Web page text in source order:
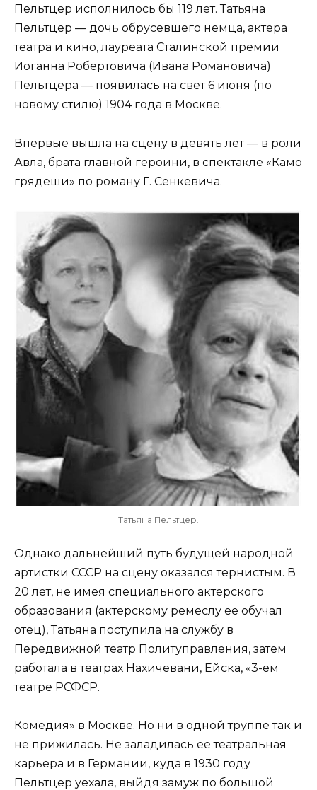
Пельтцер исполнилось бы 119 лет. Татьяна
Пельтцер — дочь обрусевшего немца, актера
театра и кино, лауреата Сталинской премии
Иоганна Робертовича (Ивана Романовича)
Пельтцера — появилась на свет 6 июня (по
новому стилю) 1904 года в Москве.
Впервые вышла на сцену в девять лет — в роли
Авла, брата главной героини, в спектакле «Камо
грядеши» по роману Г. Сенкевича.
Татьяна Пельтцер.
Однако дальнейший путь будущей народной
артистки СССР на сцену оказался тернистым. В
20 лет, не имея специального актерского
образования (актерскому ремеслу ее обучал
отец), Татьяна поступила на службу в
Передвижной театр Политуправления, затем
работала в театрах Нахичевани, Ейска, «3-ем
театре РСФСР.
Комедия» в Москве. Но ни в одной труппе так и
не прижилась. Не заладилась ее театральная
карьера и в Германии, куда в 1930 году
Пельтцер уехала, выйдя замуж по большой